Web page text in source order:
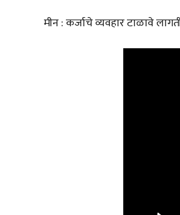
मीन : कर्जाचे व्यवहार टाळावे